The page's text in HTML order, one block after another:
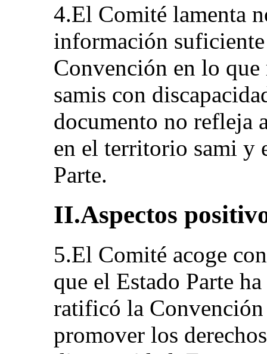
4.El Comité lamenta
información
Convención en lo que
samis con
documento no refleja
en el territorio sami y
Parte.
II.Aspectos
5.El Comité acoge
que el Estado Parte
ratificó la
promover los